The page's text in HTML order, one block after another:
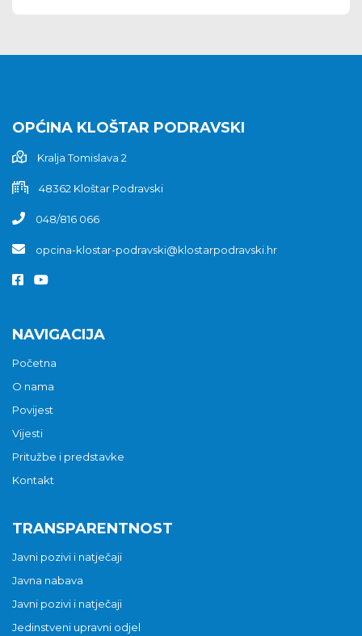
OPĆINA KLOŠTAR PODRAVSKI
Kralja Tomislava 2
48362 Kloštar Podravski
048/816 066
opcina-klostar-podravski@klostarpodravski.hr
NAVIGACIJA
Početna
O nama
Povijest
Vijesti
Pritužbe i predstavke
Kontakt
TRANSPARENTNOST
Javni pozivi i natječaji
Javna nabava
Javni pozivi i natječaji
Jedinstveni upravni odjel